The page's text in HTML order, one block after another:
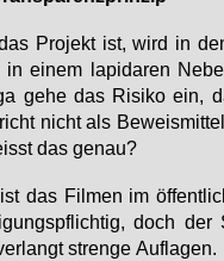
Pro­jekt ist, wird in
in ei­nem la­pi­da­ren
ge­he das Ri­si­ko ein,
nicht als
das ge­nau?
das Fil­men im
doch
stren­ge